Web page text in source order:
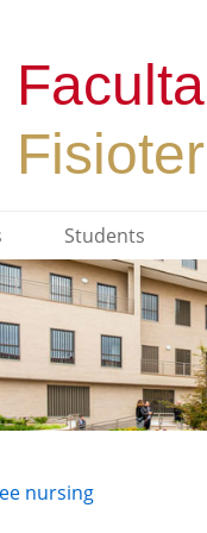
Students
nursing